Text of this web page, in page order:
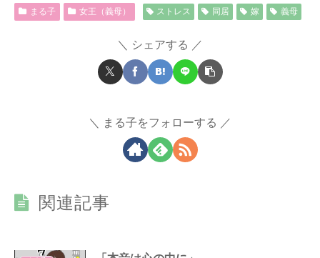
まる子 女王（義母） ストレス 同居 嫁 義母
シェアする
まる子をフォローする
関連記事